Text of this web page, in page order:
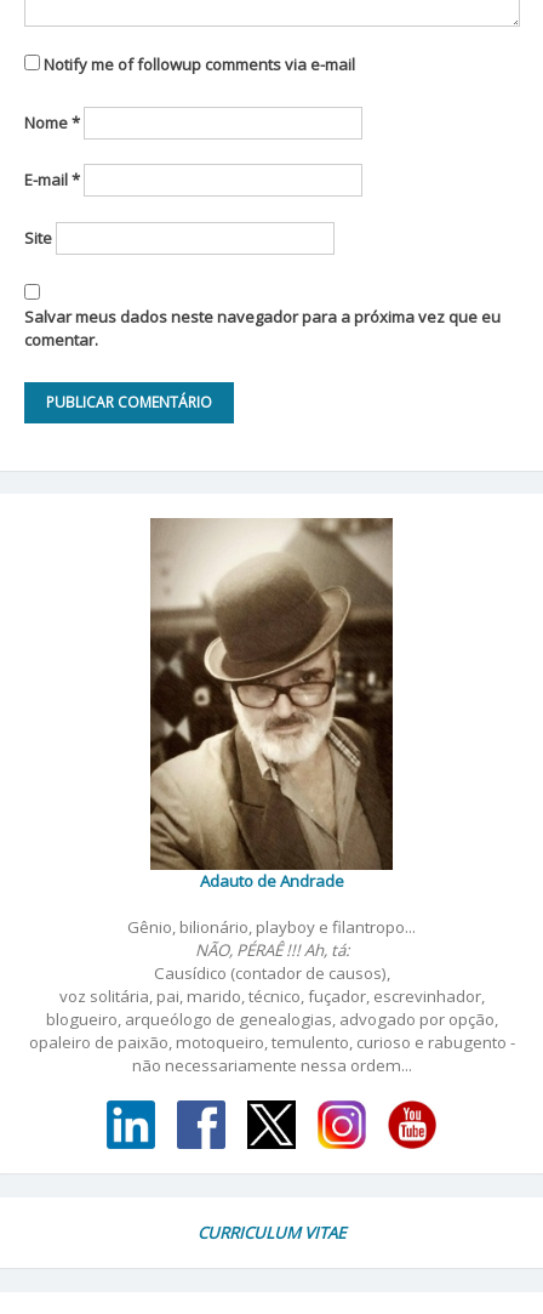
Notify me of followup comments via e-mail
Nome*
E-mail*
Site
Salvar meus dados neste navegador para a próxima vez que eu
comentar.
Adauto de Andrade
Gênio, bilionário, playboy e filantropo...
NÃO, PÉRAÊ !!! Ah, tá:
Causídico (contador de causos),
voz solitária, pai, marido, técnico, fuçador, escrevinhador,
blogueiro, arqueólogo de genealogias, advogado por opção,
opaleiro de paixão, motoqueiro, temulento, curioso e rabugento -
não necessariamente nessa ordem...
CURRICULUM VITAE